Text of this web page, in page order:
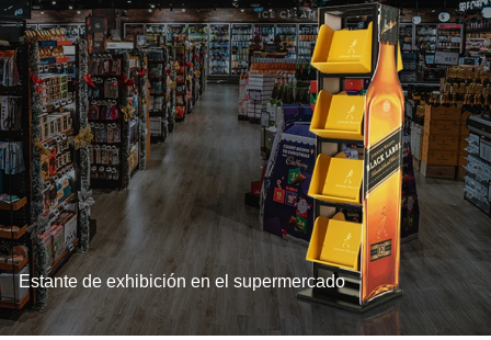
Estante de exhibición en el supermercado